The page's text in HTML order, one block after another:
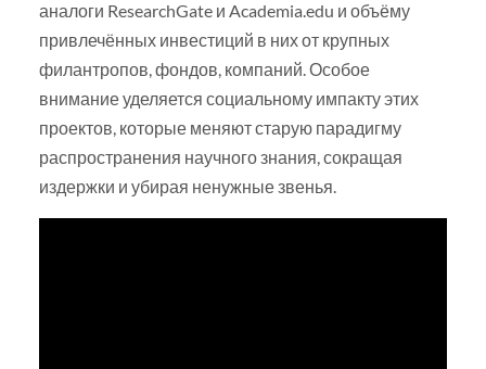
аналоги ResearchGate и Academia.edu и объёму
привлечённых инвестиций в них от крупных
филантропов, фондов, компаний. Особое
внимание уделяется социальному импакту этих
проектов, которые меняют старую парадигму
распространения научного знания, сокращая
издержки и убирая ненужные звенья.